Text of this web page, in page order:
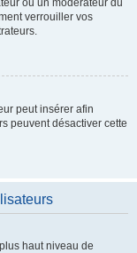
ou un modérateur du
verrouiller vos
peut insérer afin
peuvent désactiver cette
haut niveau de